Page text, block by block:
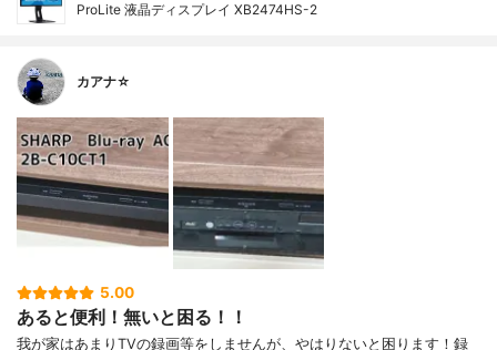
ProLite 液晶ディスプレイ XB2474HS-2
カアナ☆
5.00
あると便利！無いと困る！！
我が家はあまりTVの録画等をしませんが、やはりないと困ります！録